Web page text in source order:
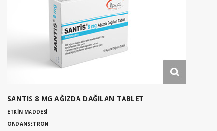
SANTIS 8 MG AĞIZDA DAĞILAN TABLET
ETKİN MADDESİ
ONDANSETRON